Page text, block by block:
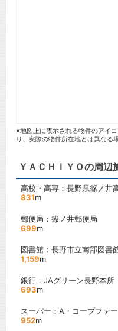
※地図上に表示される物件のアイ
り、実際の物件所在地とは異なる
ＹＡＣＨＩＹＯの周辺
高校・高専：長野県篠ノ井
831m
郵便局：篠ノ井郵便局
699m
図書館：長野市立南部図書
1,159m
銀行：JAグリーン長野本所
693m
スーパー：A・コープファ
952m